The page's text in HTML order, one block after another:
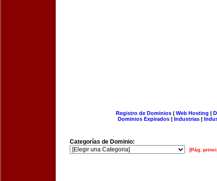
Registro de Dominios| Web Hosting |
Dominios Expirados | Industrias |
Categorías de Dominio:
[Pág.